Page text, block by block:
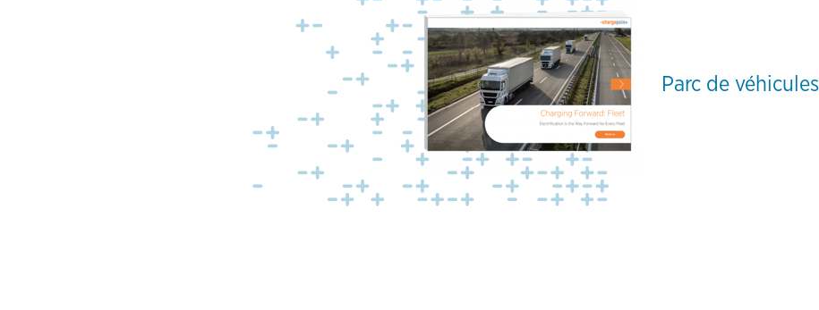
Parc de